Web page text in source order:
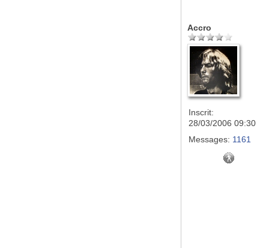
Accro
Inscrit:
28/03/2006 09:30
Messages: 1161